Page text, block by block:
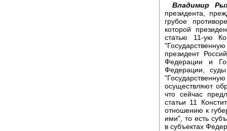
Владимир
президента,
грубое
которой
статью 11-ую
президент
Федерации и
Федерации,
осуществляют
что сейчас
статьи 11
отношению к
ими", то есть
в субъектах